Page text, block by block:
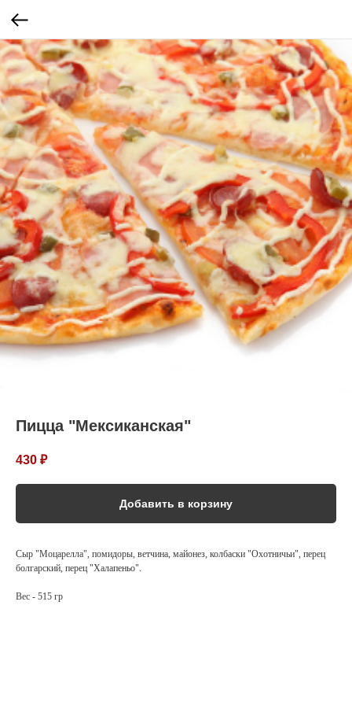
Пицца "Мексиканская"
430 ₽
Добавить в корзину
Сыр "Моцарелла", помидоры, ветчина, майонез, колбаски "Охотничьи", перец
болгарский, перец "Халапеньо".
Вес - 515 гр